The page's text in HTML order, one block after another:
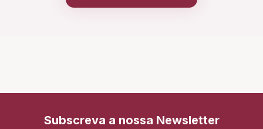
Subscreva a nossa Newsletter